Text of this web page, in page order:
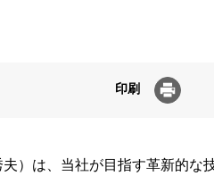
印刷
）は、当社が目指す革新的な